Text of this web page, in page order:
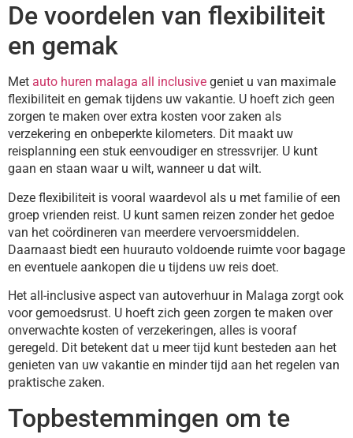
De voordelen van flexibiliteit
en gemak
Met auto huren malaga all inclusive geniet u van maximale
flexibiliteit en gemak tijdens uw vakantie. U hoeft zich geen
zorgen te maken over extra kosten voor zaken als
verzekering en onbeperkte kilometers. Dit maakt uw
reisplanning een stuk eenvoudiger en stressvrijer. U kunt
gaan en staan waar u wilt, wanneer u dat wilt.
Deze flexibiliteit is vooral waardevol als u met familie of een
groep vrienden reist. U kunt samen reizen zonder het gedoe
van het coördineren van meerdere vervoersmiddelen.
Daarnaast biedt een huurauto voldoende ruimte voor bagage
en eventuele aankopen die u tijdens uw reis doet.
Het all-inclusive aspect van autoverhuur in Malaga zorgt ook
voor gemoedsrust. U hoeft zich geen zorgen te maken over
onverwachte kosten of verzekeringen, alles is vooraf
geregeld. Dit betekent dat u meer tijd kunt besteden aan het
genieten van uw vakantie en minder tijd aan het regelen van
praktische zaken.
Topbestemmingen om te